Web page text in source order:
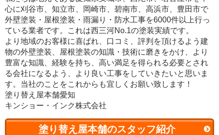
心に刈谷市、知立市、岡崎市、碧南市、高浜市、豊田市で
外壁塗装・屋根塗装・雨漏り・防水工事を6000件以上行っ
ている業者です。これは西三河No.1の塗装実績です。
より地域のお客様に喜ばれ、口コミ、評判を頂けるよう建
物の外壁塗装、屋根塗装の知識・技術に磨きをかけ、より
豊富な知識、経験を持ち、高い満足を得られる必要とされ
る会社になるよう、より良い工事をしていきたいと思いま
す。当社のことをこれからも宜しくお願い致します！
塗り替え屋本舗愛知
キンショー・インク株式会社
塗り替え屋本舗のスタッフ紹介